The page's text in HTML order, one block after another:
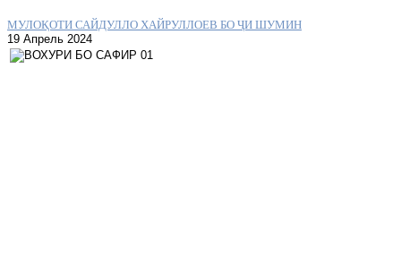
МУЛОҚОТИ САЙДУЛЛО ХАЙРУЛЛОЕВ БО ҶИ ШУМИН
19 Апрель 2024